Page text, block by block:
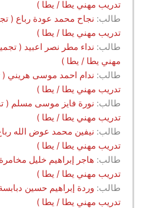
تدريب مهني يطا / يطا )
طالب:
تدريب مهني يطا / يطا )
طالب:
مهني يطا / يطا )
طالب:
تدريب مهني يطا / يطا )
طالب:
تدريب مهني يطا / يطا )
طالب:
تدريب مهني يطا / يطا )
طالب:
تدريب مهني يطا / يطا )
طالب:
تدريب مهني يطا / يطا )